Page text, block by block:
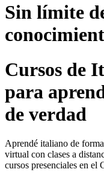
Sin límite
Cursos de
para apren
de verdad
Aprendé italiano de
virtual con clases a
cursos presenciales en el